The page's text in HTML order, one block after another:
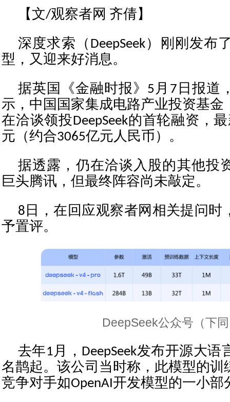
【文/观察者网 齐倩】
深度求索（DeepSeek）刚刚发布
型，又迎来好消息。
据英国《金融时报》5月7日报道
示，中国国家集成电路产业投资基金
在洽谈领投DeepSeek的首轮融资，
元（约合3065亿元人民币）。
据透露，仍在洽谈入股的其他投
巨头腾讯，但最终阵容尚未敲定。
8日，在回应观察者网相关提问时
予置评。
DeepSeek公众号（下
去年1月，DeepSeek发布开源大语
名鹊起。该公司当时称，此模型的训
竞争对手如OpenAI开发模型的一小部